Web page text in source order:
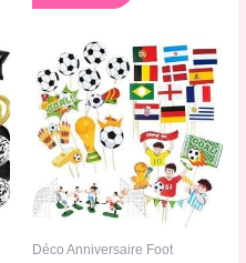
Déco Anniversaire Foot